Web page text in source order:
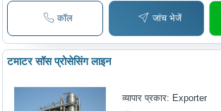
कॉल जांच भेजें
टमाटर सॉस प्रोसेसिंग लाइन
व्यापार प्रकार: Exporter